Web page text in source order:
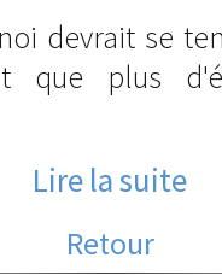
devrait se
que plus
Lire la suite
Retour